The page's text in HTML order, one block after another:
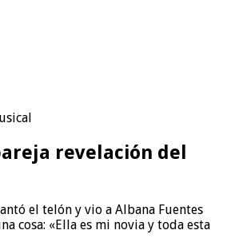
revelación del
el telón y vio a Albana Fuentes
cosa: «Ella es mi novia y toda esta